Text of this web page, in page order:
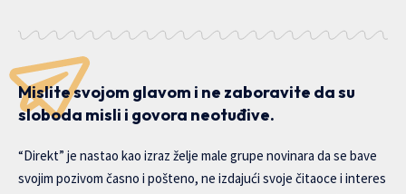
Mislite svojom glavom i ne zaboravite da su
sloboda misli i govora neotuđive.
“Direkt” je nastao kao izraz želje male grupe novinara da se bave
svojim pozivom časno i pošteno, ne izdajući svoje čitaoce i interes